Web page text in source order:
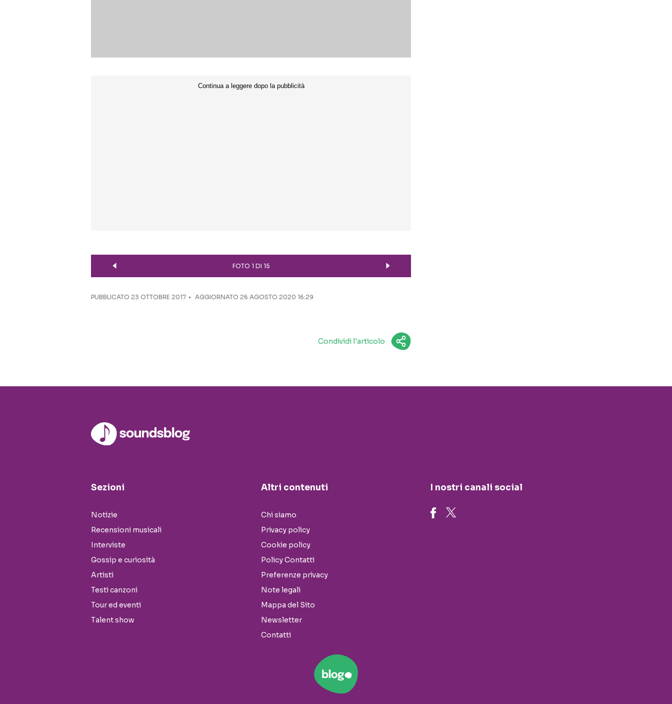
FOTO 1 DI 15
PUBBLICATO 23 OTTOBRE 2017 AGGIORNATO 26 AGOSTO 2020 16:29
Condividi l'articolo
Sezioni
Notizie
Recensioni musicali
Interviste
Gossip e curiosità
Artisti
Testi canzoni
Tour ed eventi
Talent show
Altri contenuti
Chi siamo
Privacy policy
Cookie policy
Policy Contatti
Preferenze privacy
Note legali
Mappa del Sito
Newsletter
Contatti
I nostri canali social